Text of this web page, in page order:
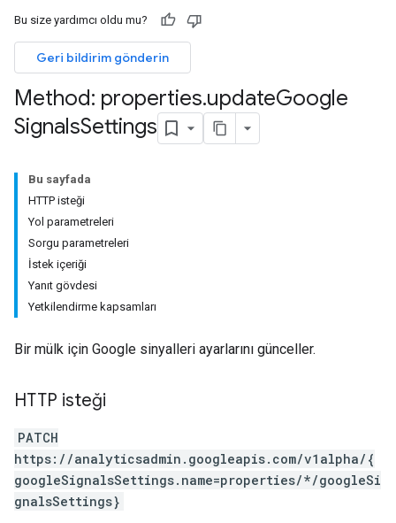
Bu size yardımcı oldu mu?
Geri bildirim gönderin
Method: properties.updateGoogle
SignalsSettings
Bu sayfada
HTTP isteği
Yol parametreleri
Sorgu parametreleri
İstek içeriği
Yanıt gövdesi
Yetkilendirme kapsamları
Bir mülk için Google sinyalleri ayarlarını günceller.
HTTP isteği
PATCH
https://analyticsadmin.googleapis.com/v1alpha/{
googleSignalsSettings.name=properties/*/googleSi
gnalsSettings}